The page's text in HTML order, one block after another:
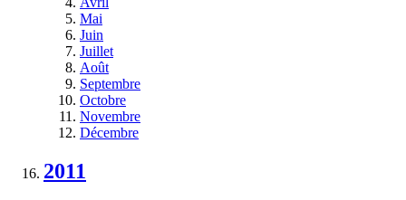
Mai
Juin
Juillet
Août
Septembre
Octobre
Novembre
Décembre
2011